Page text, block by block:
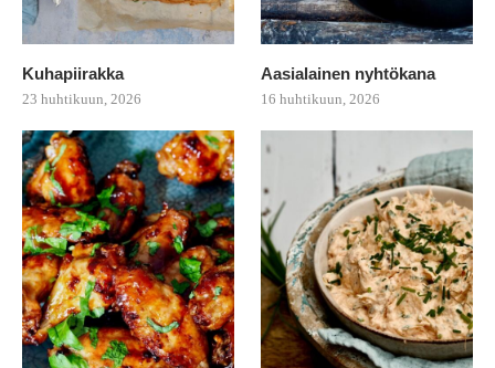
Kuhapiirakka
23 huhtikuun, 2026
Aasialainen nyhtökana
16 huhtikuun, 2026